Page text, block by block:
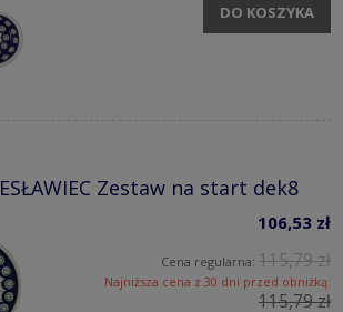
DO KOSZYKA
Zestaw na start dek8
106,53 zł
Cena regularna: 115,79 zł
Najniższa cena z 30 dni przed obniżką:
115,79 zł